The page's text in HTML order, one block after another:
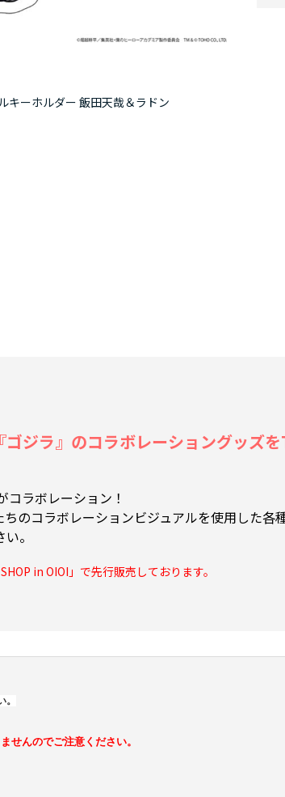
キーホルダー 飯田天哉＆ラドン
ジラ』のコラボレーショングッズ
ラボレーション！
のコラボレーションビジュアルを使用した各
。
in OIOI」で先行販売しております。
せんのでご注意ください。